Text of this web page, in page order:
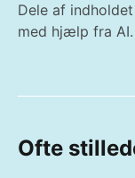
Dele af
med hjælp fra AI.
Ofte